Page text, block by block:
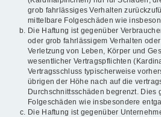
grob fahrlässiges Verhalten
mittelbare Folgeschäden wie
Die Haftung ist gegenüber
oder grob fahrlässigem Verhalten
Verletzung von Leben, Körper und
wesentlicher Vertragspflichten
Vertragsschluss typischerweise
übrigen der Höhe nach auf die
Durchschnittsschäden begrenzt. Dies
Folgeschäden wie insbesondere
Die Haftung ist gegenüber